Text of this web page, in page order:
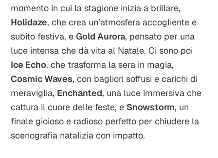
momento in cui la stagione inizia a brillare,
Holidaze, che crea un’atmosfera accogliente e
subito festiva, eGold Aurora, pensato per una
luce intensa che dà vita al Natale. Ci sono poi
Ice Echo, che trasforma la sera in magia,
Cosmic Waves, con bagliori soffusi e carichi di
meraviglia, Enchanted, una luce immersiva che
cattura il cuore delle feste, e Snowstorm, un
finale gioioso e radioso perfetto per chiudere la
scenografia natalizia con impatto.​